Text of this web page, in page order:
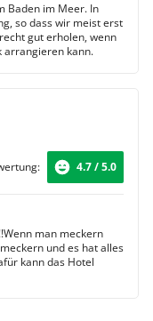
Baden im Meer. In
so dass wir meist erst
gut erholen, wenn
arrangieren kann.
4.7 / 5.0
man meckern
und es hat alles
kann das Hotel